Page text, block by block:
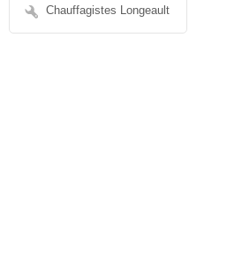
Chauffagistes Longeault